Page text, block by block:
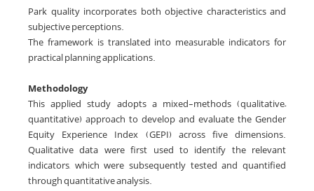
Park quality incorporates both objective characteristics and
subjective perceptions.
The framework is translated into measurable indicators for
practical planning applications.
Methodology
This applied study adopts a mixed-methods (qualitative–
quantitative) approach to develop and evaluate the Gender
Equity Experience Index (GEPI) across five dimensions.
Qualitative data were first used to identify the relevant
indicators, which were subsequently tested and quantified
through quantitative analysis.